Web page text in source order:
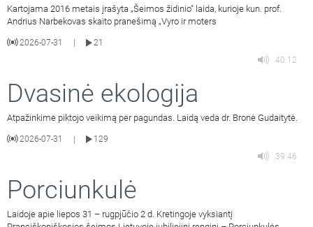
Kartojama 2016 metais įrašyta „Šeimos židinio“ laida, kurioje kun. prof.
Andrius Narbekovas skaito pranešimą „Vyro ir moters
2026-07-31
21
40:12
Dvasinė ekologija
Atpažinkime piktojo veikimą per pagundas. Laidą veda dr. Bronė Gudaitytė.
2026-07-31 |
129
39:46
Porciunkulė
Laidoje apie liepos 31 – rugpjūčio 2 d. Kretingoje vyksiantį